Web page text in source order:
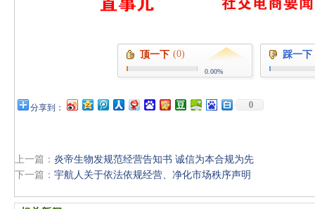
顶一下 (0)
0.00%
踩一下
分享到： 0
上一篇： 炎帝生物发规范经营告知书 诚信为本合规为先
下一篇： 宇航人关于依法依规经营、净化市场秩序声明